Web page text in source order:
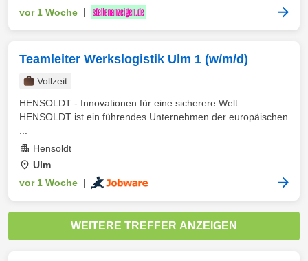
vor 1 Woche
Teamleiter Werkslogistik Ulm 1 (w/m/d)
Vollzeit
HENSOLDT - Innovationen für eine sicherere Welt
HENSOLDT ist ein führendes Unternehmen der europäischen
Hensoldt
Ulm
vor 1 Woche
WEITERE TREFFER ANZEIGEN